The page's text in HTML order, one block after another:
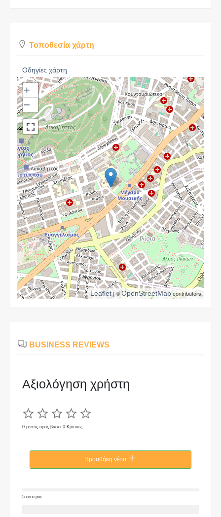
Τοποθεσία χάρτη
Οδηγίες χάρτη
+
−
Leaflet | ©OpenStreetMapcontributors
BUSINESS REVIEWS
Αξιολόγηση χρήστη
0 μέσος όρος βάσει 0 Κριτικές
Προσθήκη νέου
5 αστέρια